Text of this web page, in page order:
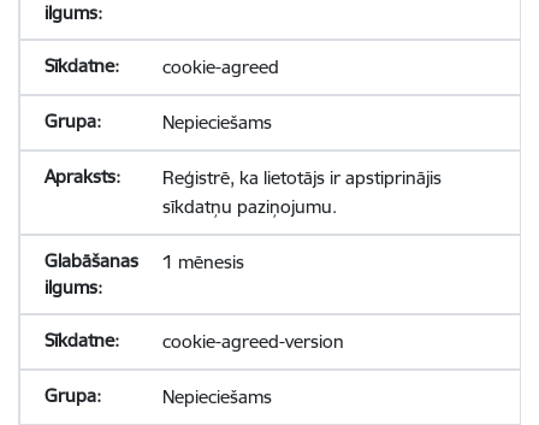
cookie-agreed
Nepieciešams
Reģistrē, ka lietotājs ir apstiprinājis
sīkdatņu paziņojumu.
1 mēnesis
cookie-agreed-version
Nepieciešams